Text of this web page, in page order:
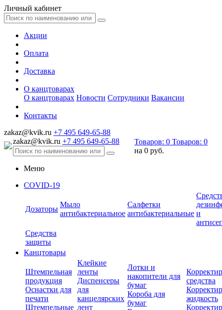
Личный кабинет
Акции
Оплата
Доставка
О канцтоварах
О канцтоварах Новости Сотрудники Вакансии
Контакты
zakaz@kvik.ru +7 495 649-65-88
zakaz@kvik.ru +7 495 649-65-88 Товаров: 0 Товаров: 0
на 0 руб.
Меню
COVID-19
Дозаторы
Мыло
антибактериальное
Салфетки
антибактериальные и
Средства
защиты
Канцтовары
Штемпельная
продукция
Оснастки для
печати
Штемпельные
Клейкие
ленты
Диспенсеры
для
канцелярских
лент
Лотки и
накопители для
бумаг
Короба для
бумаг
средства
жидкость